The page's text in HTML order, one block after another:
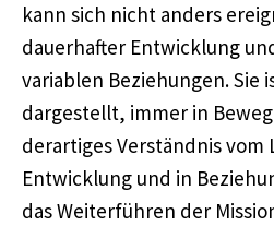
kann sich nicht anders
dauerhafter Entwicklung
variablen Beziehungen. Sie
dargestellt, immer in
derartiges Verständnis vom
Entwicklung und in
das Weiterführen der